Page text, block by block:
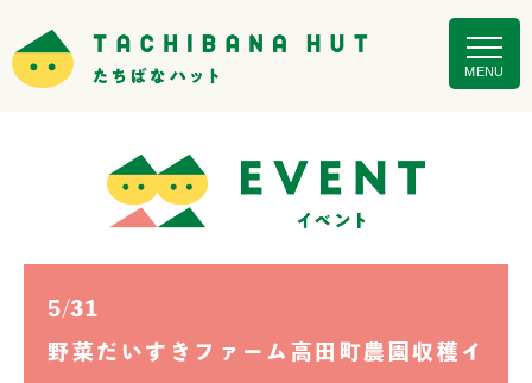
MENU
5/31
野菜だいすきファーム高田町農園収穫イ